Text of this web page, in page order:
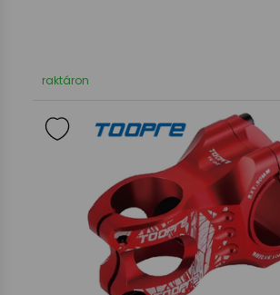
raktáron